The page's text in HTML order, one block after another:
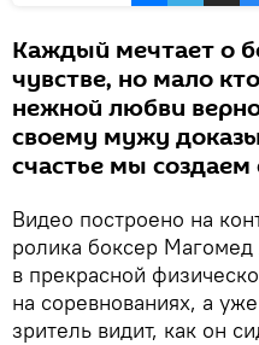
Каждый мечтает о
чувстве, но мало
нежной любви
своему мужу
счастье мы
Видео построено на
ролика боксер
в прекрасной
на соревнованиях, а
зритель видит, как он